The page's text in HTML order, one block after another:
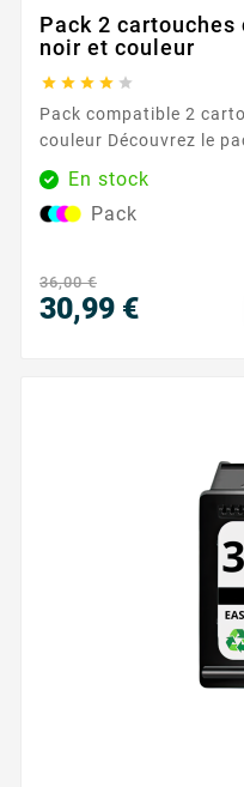
Pack 2
noir et couleur
    
Pack compatible 2
couleur Découvrez le pack compatible HP 300XL, une
solution économique et
besoins d'impression.
cartouches d'encre
capacité...
En stock
Pack
36,00 €
30,99 €